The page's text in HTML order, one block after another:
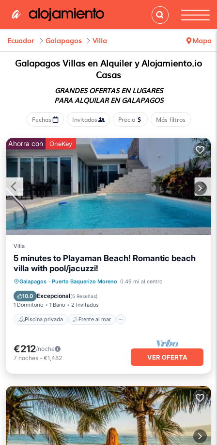
Ecuador Galapagos Villa Mapa
Galapagos Villas en Alquiler y Alojamiento.io
Casas
GRANDES OFERTAS EN LUGARES
PARA ALQUILAR EN GALAPAGOS
Fechas Invitados Precio Más filtros
Ahorra con OneKey
Villa
5 minutes to Playaman Beach! Romantic beach
villa with pool/jacuzzi!
Galapagos · Puerto Baquerizo Moreno 0.49 mi al centro
10.0 Excepcional(5 Reseñas)
1 Dormitorio 1 Baño 2 Invitados
Piscina privada Frente al mar
Piscina privada
Frente al mar
Bañera de hidromasaje
€212/noche
7 noches - €1,482 VER OFERTA